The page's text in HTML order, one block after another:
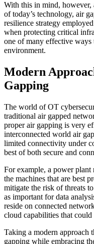
With this in mind,
of today’s technology, air
resilience strategy
when protecting critical
one of many effective
environment.
Modern
Gapping
The world of OT
traditional air gapped
proper air gapping is very
interconnected world air
limited connectivity under
best of both secure and
For example, a power plant
the machines that are best
mitigate the risk of threats
as important for data
reside on connected
cloud capabilities that
Taking a modern approach
gapping while embracing